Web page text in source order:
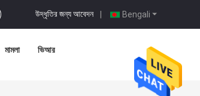
Bengali
উদ্ধৃতির জন্য আবেদন |
মামলা ভিআর